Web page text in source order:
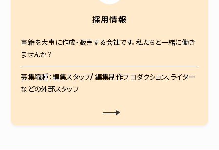
採用情報
書籍を大事に作成・販売する会社です。私たちと一緒に働き
ませんか？
募集職種：編集スタッフ/ 編集制作プロダクション、ライター
などの外部スタッフ